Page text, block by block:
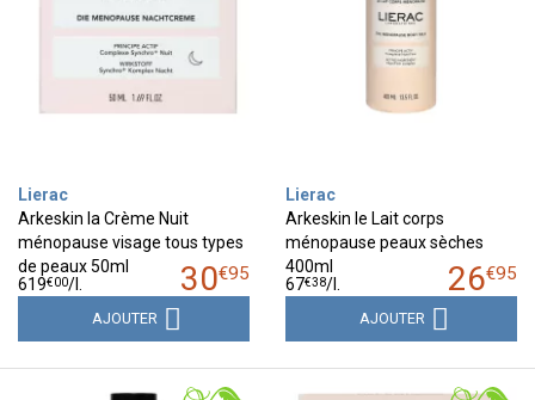
Lierac
Arkeskin la Crème Nuit
ménopause visage tous types
de peaux 50ml
30€95
619€00/
AJOUTER
Lierac
Arkeskin le Lait corps
ménopause peaux sèches
400ml
26€95
67€38/
AJOUTER